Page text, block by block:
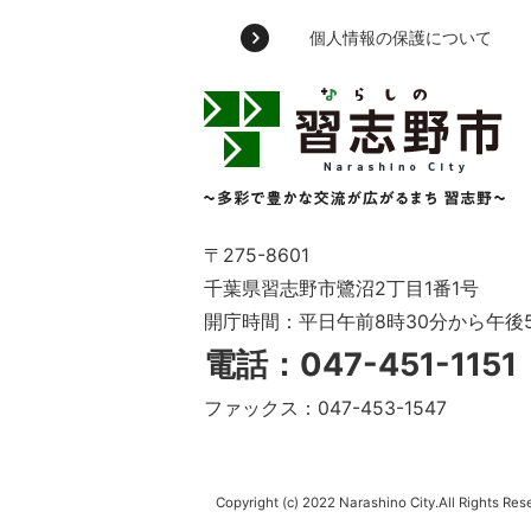
個人情報の保護について
習
志
Narashino
～
多
彩
で
豊
か
な
交
広
〒275-8601
千葉県習志野市鷺沼2丁目1番1号
開庁時間：平日午前8時30分から午
電話：047-451-1151
ファックス：047-453-1547
Copyright (c) 2022 Narashino City.All Rights